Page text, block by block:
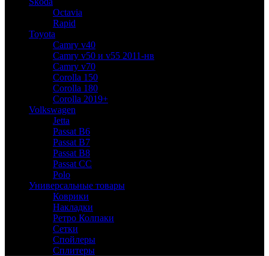
Octavia
Rapid
Toyota
Camry v40
Camry v50 и v55 2011-нв
Camry v70
Corolla 150
Corolla 180
Corolla 2019+
Volkswagen
Jetta
Passat B6
Passat B7
Passat B8
Passat CC
Polo
Универсальные товары
Коврики
Накладки
Ретро Колпаки
Сетки
Спойлеры
Сплитеры